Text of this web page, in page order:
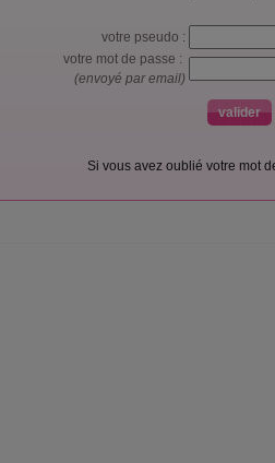
votre pseudo :
votre mot de passe :
(envoyé par email)
Si vous avez oublié votre mot